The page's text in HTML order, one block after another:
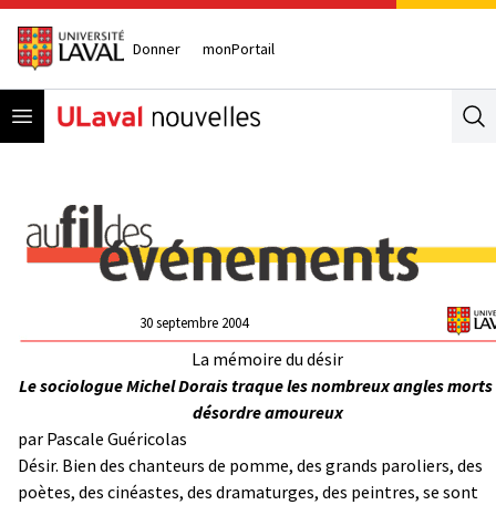
Donner monPortail
Open menu
30 septembre 2004
La mémoire du désir
Le sociologue Michel Dorais traque les nombreux angles
désordre amoureux
par Pascale Guéricolas
Désir. Bien des chanteurs de pomme, des grands paroliers, des
poètes, des cinéastes, des dramaturges, des peintres, se sont